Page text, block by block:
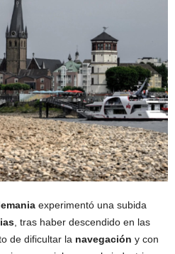
experimentó una subida
, tras haber descendido en las
de dificultar la navegación y con